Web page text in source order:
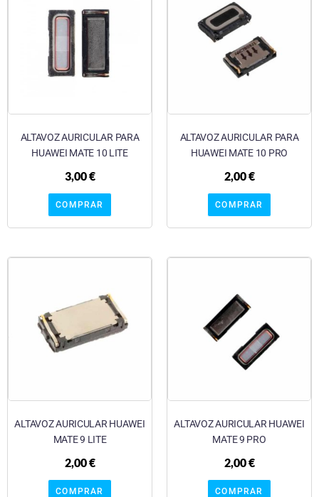
ALTAVOZ AURICULAR PARA
HUAWEI MATE 10 LITE
3,00€
COMPRAR
ALTAVOZ AURICULAR PARA
HUAWEI MATE 10 PRO
2,00€
COMPRAR
ALTAVOZ AURICULAR HUAWEI
MATE 9 LITE
2,00€
COMPRAR
ALTAVOZ AURICULAR HUAWEI
MATE 9 PRO
2,00€
COMPRAR